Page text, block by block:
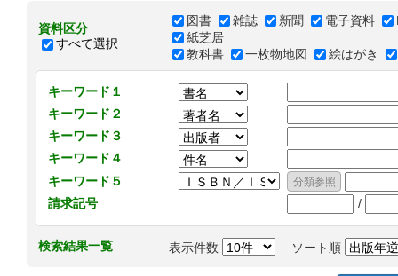
資料区分
すべて選択
図書 雑誌 新聞 電子資料
紙芝居
教科書
一枚物地図 絵はがき
キーワード１
キーワード２
キーワード３
キーワード４
キーワード５
請求記号
/
検索結果一覧 表示件数 ソート順